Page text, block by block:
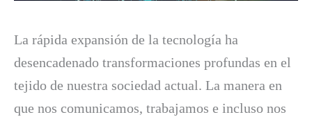
La rápida expansión de la tecnología ha
desencadenado transformaciones profundas en el
tejido de nuestra sociedad actual. La manera en
que nos comunicamos, trabajamos e incluso nos